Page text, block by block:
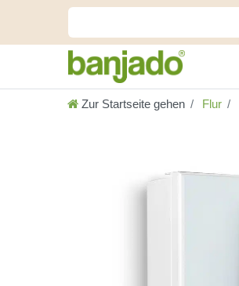
Zur Startseite gehen Flur